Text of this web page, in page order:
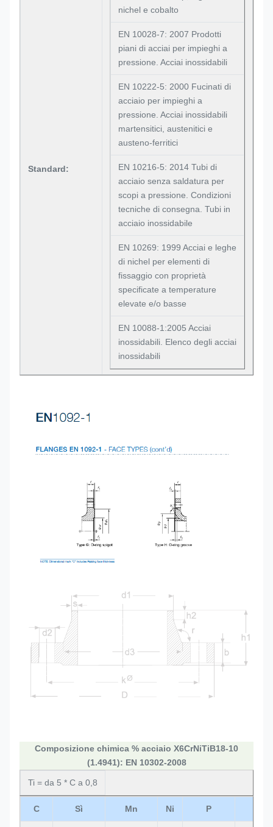
Standard:
nichel e cobalto
EN 10028-7: 2007 Prodotti
piani di acciai per impieghi a
pressione. Acciai inossidabili
EN 10222-5: 2000 Fucinati di
acciaio per impieghi a
pressione. Acciai inossidabili
martensitici, austenitici e
austeno-ferritici
EN 10216-5: 2014 Tubi di
acciaio senza saldatura per
scopi a pressione. Condizioni
tecniche di consegna. Tubi in
acciaio inossidabile
EN 10269: 1999 Acciai e leghe
di nichel per elementi di
fissaggio con proprietà
specificate a temperature
elevate e/o basse
EN 10088-1:2005 Acciai
inossidabili. Elenco degli acciai
inossidabili
Composizione chimica % acciaio X6CrNiTiB18-10
(1.4941): EN 10302-2008
Ti = da 5 * C a 0,8
C Sì Mn Ni P